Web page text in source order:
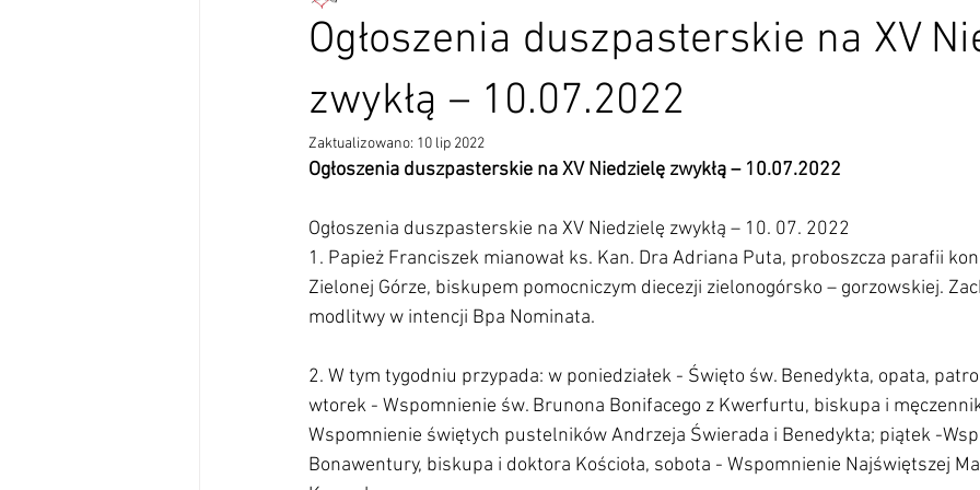
Ogłoszenia duszpasterskie na XV
zwykłą – 10.07.2022
Zaktualizowano: 10 lip 2022
Ogłoszenia duszpasterskie na XV Niedzielę zwykłą – 10.07.2022
Ogłoszenia duszpasterskie na XV Niedzielę zwykłą – 10. 07. 2022
1. Papież Franciszek mianował ks. Kan. Dra Adriana Puta, proboszcza parafii
Zielonej Górze, biskupem pomocniczym diecezji zielonogórsko – gorzowskiej.
modlitwy w intencji Bpa Nominata.
2. W tym tygodniu przypada: w poniedziałek - Święto św. Benedykta, opata,
wtorek - Wspomnienie św. Brunona Bonifacego z Kwerfurtu, biskupa i
Wspomnienie świętych pustelników Andrzeja Świerada i Benedykta; piątek -
Bonawentury, biskupa i doktora Kościoła, sobota - Wspomnienie Najświętszej